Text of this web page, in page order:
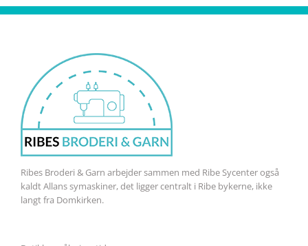
vælges
Ribes Broderi & Garn arbejder sammen med Ribe Sycenter også
kaldt Allans symaskiner, det ligger centralt i Ribe bykerne, ikke
langt fra Domkirken.